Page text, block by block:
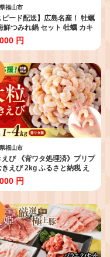
福山市
ピード配送】広島名産！ 牡蠣
鮮つみれ鍋 セット 牡蠣 カキ
冷凍 牡蠣 むき身 海鮮 鍋 つ
練り物 瀬戸内海 海の幸 魚介
物 牡蠣鍋 海鮮鍋 セット 人気
すめ おいしい 牡蠣 海鮮 鍋 セ
カキ 冷凍 むき身 つみれ 海の
介類 鍋物 人気 おすすめ おい
広島県福山市/阿藻珍味
円
福山市
えび 《背ワタ処理済》プリプ
きえび 2kg ふるさと納税 え
るさと納税 エビ 海老 むきえ
き身 たっぷり 処理済み 海鮮
魚貝類 魚介類 新鮮 冷凍 食
かず 冷凍えび 使いやすい 下
不要 時短 簡単 殻 背ワタ アヒ
ョ エビチリ 広島 福山 大容量
訳あり ではない 人気 おす
広島県福山市/マルケー食品
円